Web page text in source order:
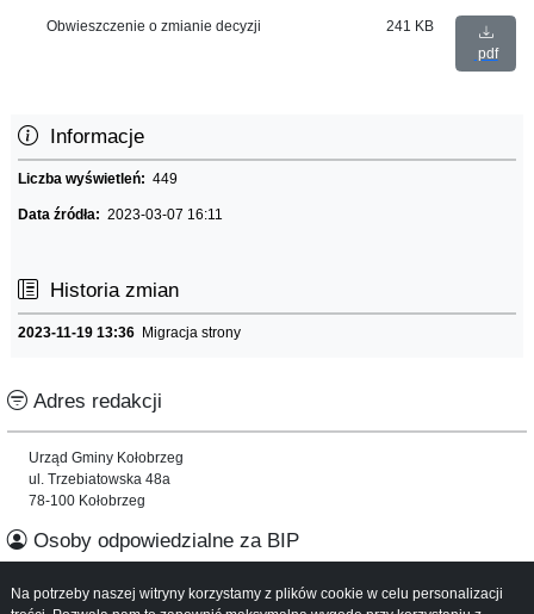
Obwieszczenie o zmianie decyzji
241 KB
pdf
Informacje
Liczba wyświetleń: 449
Data źródła: 2023-03-07 16:11
Historia zmian
2023-11-19 13:36 Migracja strony
Adres redakcji
Urząd Gminy Kołobrzeg
ul. Trzebiatowska 48a
78-100 Kołobrzeg
Osoby odpowiedzialne za BIP
Informacje o serwisie
Na potrzeby naszej witryny korzystamy z plików cookie w celu personalizacji